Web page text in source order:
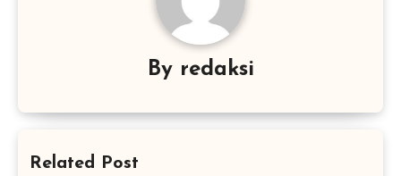
By redaksi
Related Post